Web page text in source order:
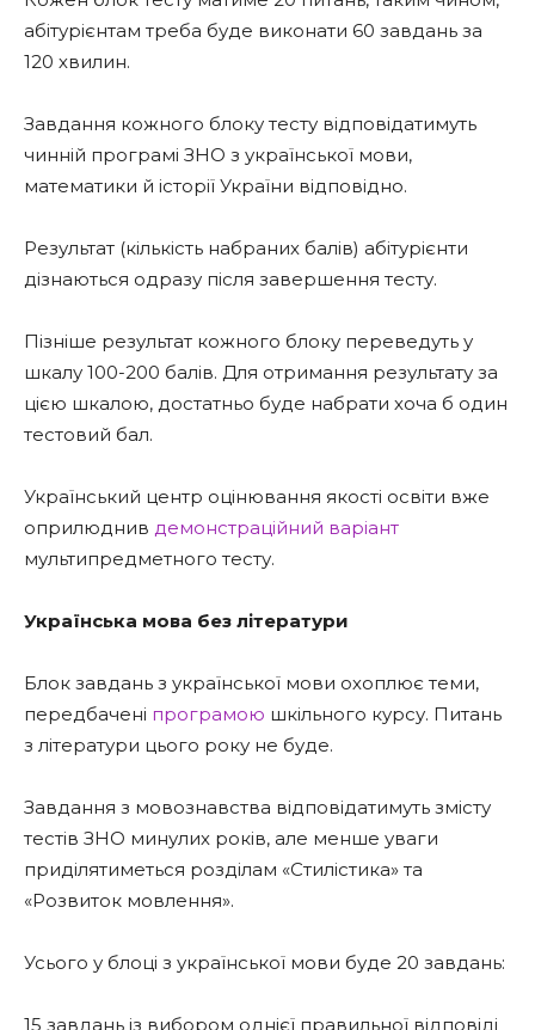
абітурієнтам треба буде виконати 60 завдань за
120 хвилин.
Завдання кожного блоку тесту відповідатимуть
чинній програмі ЗНО з української мови,
математики й історії України відповідно.
Результат (кількість набраних балів) абітурієнти
дізнаються одразу після завершення тесту.
Пізніше результат кожного блоку переведуть у
шкалу 100-200 балів. Для отримання результату за
цією шкалою, достатньо буде набрати хоча б один
тестовий бал.
Український центр оцінювання якості освіти вже
оприлюднив демонстраційний варіант
мультипредметного тесту.
Українська мова без літератури
Блок завдань з української мови охоплює теми,
передбачені програмою шкільного курсу. Питань
з літератури цього року не буде.
Завдання з мовознавства відповідатимуть змісту
тестів ЗНО минулих років, але менше уваги
приділятиметься розділам «Стилістика» та
«Розвиток мовлення».
Усього у блоці з української мови буде 20 завдань:
15 завдань із вибором однієї правильної відповіді